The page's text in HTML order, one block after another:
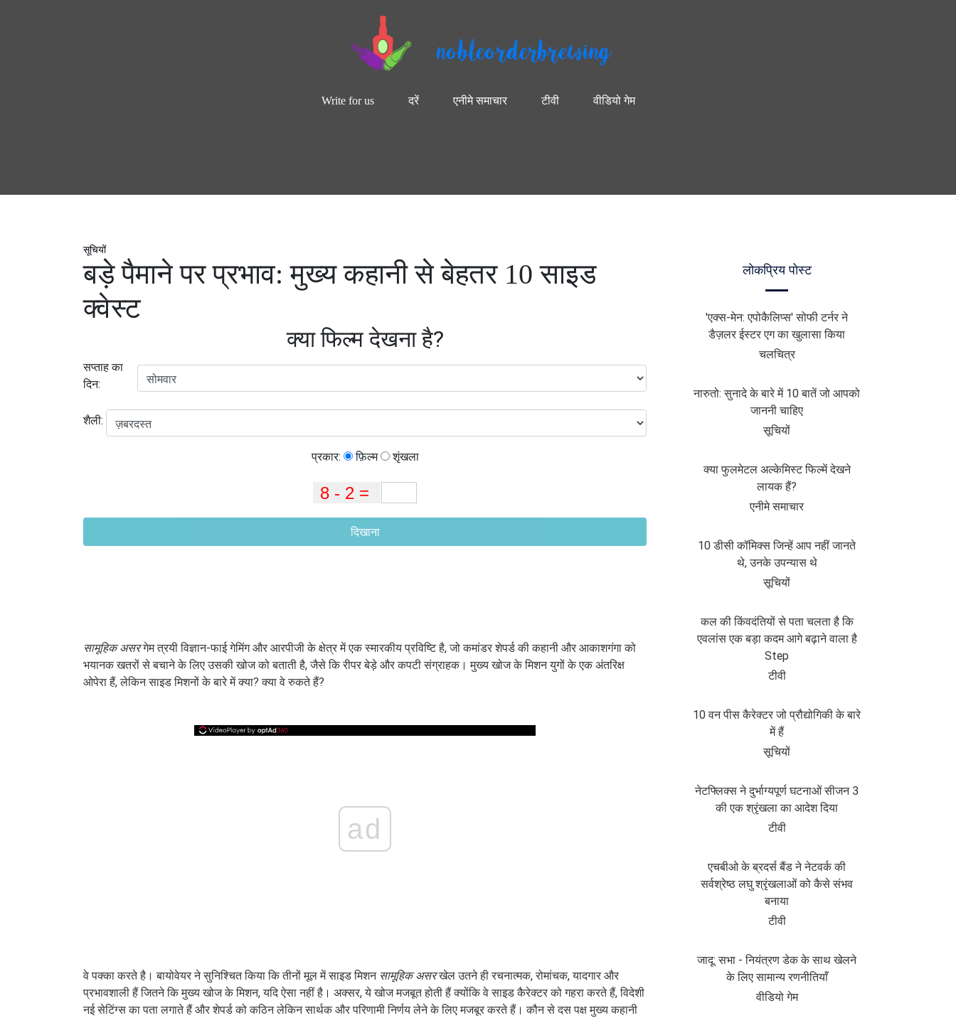
nobleorderbrewing
Write for us दरें एनीमे समाचार टीवी वीडियो गेम
सूचियों
बड़े पैमाने पर प्रभाव: मुख्य कहानी से बेहतर 10 साइड
क्वेस्ट
क्या फिल्म देखना है?
सप्ताह का
दिन:
शैली:
प्रकार: फ़िल्म शृंखला
दिखाना
सामूहिक असरगेम त्रयी विज्ञान-फाई गेमिंग और आरपीजी के क्षेत्र में एक स्मारकीय प्रविष्टि है, जो कमांडर शेपर्ड की कहानी और आकाशगंगा को
भयानक खतरों से बचाने के लिए उसकी खोज को बताती है, जैसे कि रीपर बेड़े और कपटी संग्राहक। मुख्य खोज के मिशन युगों के एक अंतरिक्ष
ओपेरा हैं, लेकिन साइड मिशनों के बारे में क्या? क्या वे रुकते हैं?
ad
वे पक्का करते है। बायोवेयर ने सुनिश्चित किया कि तीनों मूल में साइड मिशन सामूहिक असरखेल उतने ही रचनात्मक, रोमांचक, यादगार और
प्रभावशाली हैं जितने कि मुख्य खोज के मिशन, यदि ऐसा नहीं है। अक्सर, ये खोज मजबूत होती हैं क्योंकि वे साइड कैरेक्टर को गहरा करते हैं, विदेशी
नई सेटिंग्स का पता लगाते हैं और शेपर्ड को कठिन लेकिन सार्थक और परिणामी निर्णय लेने के लिए मजबूर करते हैं। कौन से दस पक्ष मुख्य कहानी
लोकप्रिय पोस्ट
'एक्स-मेन: एपोकैलिप्स' सोफी टर्नर ने
डैज़लर ईस्टर एग का खुलासा किया
चलचित्र
नारुतो: सुनादे के बारे में 10 बातें जो आपको
जाननी चाहिए
सूचियों
क्या फुलमेटल अल्केमिस्ट फिल्में देखने
लायक हैं?
एनीमे समाचार
10 डीसी कॉमिक्स जिन्हें आप नहीं जानते
थे, उनके उपन्यास थे
सूचियों
कल की किंवदंतियों से पता चलता है कि
एवलांस एक बड़ा कदम आगे बढ़ाने वाला है
Step
टीवी
10 वन पीस कैरेक्टर जो प्रौद्योगिकी के बारे
में हैं
सूचियों
नेटफ्लिक्स ने दुर्भाग्यपूर्ण घटनाओं सीजन 3
की एक श्रृंखला का आदेश दिया
टीवी
एचबीओ के ब्रदर्स बैंड ने नेटवर्क की
सर्वश्रेष्ठ लघु श्रृंखलाओं को कैसे संभव
बनाया
टीवी
जादू: सभा - नियंत्रण डेक के साथ खेलने
के लिए सामान्य रणनीतियाँ
वीडियो गेम